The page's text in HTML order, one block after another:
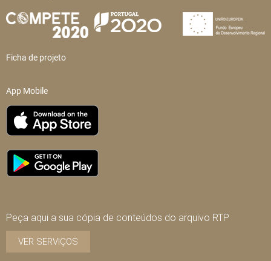
Ficha de projeto
App Mobile
Peça aqui a sua cópia de conteúdos do arquivo RTP
VER SERVIÇOS